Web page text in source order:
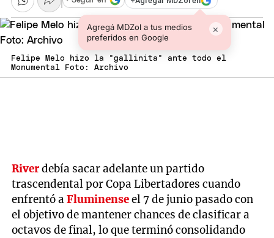
Agregá MDZol a tus medios
preferidos en Google
×
Felipe Melo hizo la "gallinita" ante todo el
Monumental Foto: Archivo
Riverdebía sacar adelante un partido
trascendental por Copa Libertadores cuando
enfrentó aFluminenseel 7 de junio pasado con
el objetivo de mantener chances de clasificar a
octavos de final, lo que terminó consolidando